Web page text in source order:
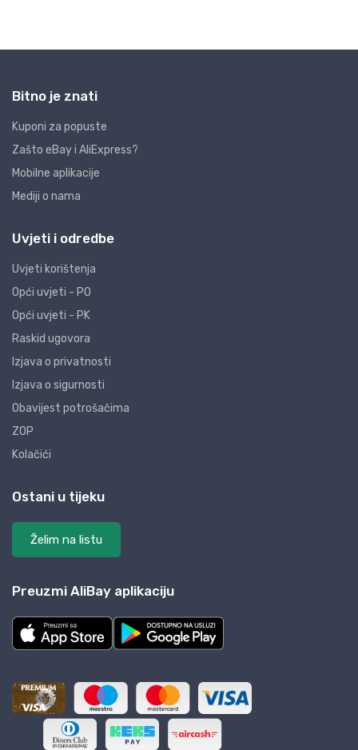
Bitno je znati
Kuponi za popuste
Zašto eBay i AliExpress?
Mobilne aplikacije
Mediji o nama
Uvjeti i odredbe
Uvjeti korištenja
Opći uvjeti - PO
Opći uvjeti - PK
Raskid ugovora
Izjava o privatnosti
Izjava o sigurnosti
Obavijest potrošačima
ZOP
Kolačići
Ostani u tijeku
Želim na listu
Preuzmi AliBay aplikaciju